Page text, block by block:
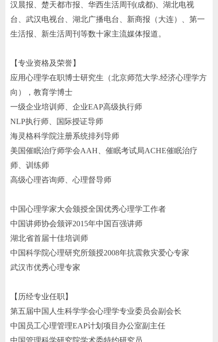
汉晨报、楚天都市报、华西生活周刊(成都)、湖北电视
台、武汉电视台、湖北广播电台、新商报（大连）、第一
生活报、新生活周刊等数十家主流媒体报道。
【专业资格及荣誉】
应用心理学在职博士研究生（北京师范大学.经济心理学方
向），教育学博士
一级企业培训师、企业EAP高级执行师
NLP执行师、国际授证导师
海灵格科学院注册系统排列导师
美国催眠治疗师学会AAH、催眠考试局ACHE催眠治疗
师、训练师
高级心理咨询师、心理督导师
中国心理学家大会颁授全国优秀心理学工作者
中国讲师协会颁评2015年中国百强讲师
湖北省首届十佳培训师
中国科学院心理研究所颁授2008年抗震救灾爱心专家
武汉市优秀心理专家
【历经专业任职】
第五届中国人生科学学会心理学专业委员会副会长
中国员工心理管理EAP计划项目办公室副主任
中国管理科学研究院学术委特约研究员